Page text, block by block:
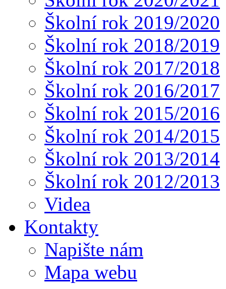
Školní rok 2019/2020
Školní rok 2018/2019
Školní rok 2017/2018
Školní rok 2016/2017
Školní rok 2015/2016
Školní rok 2014/2015
Školní rok 2013/2014
Školní rok 2012/2013
Videa
Kontakty
Napište nám
Mapa webu